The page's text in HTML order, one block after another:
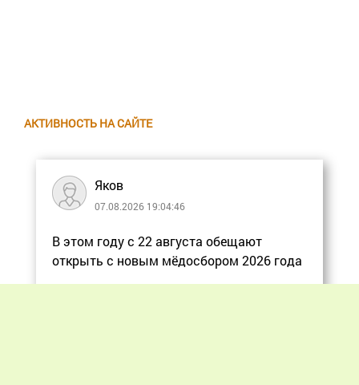
АКТИВНОСТЬ НА САЙТЕ
Яков
07.08.2026 19:04:46
В этом году с 22 августа обещают
открыть с новым мёдосбором 2026 года